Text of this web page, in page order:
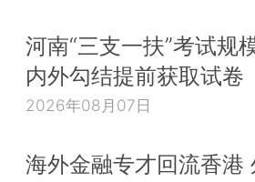
河南“三支一扶”考试规
内外勾结提前获取试卷
2026年08月07日
海外金融专才回流香港